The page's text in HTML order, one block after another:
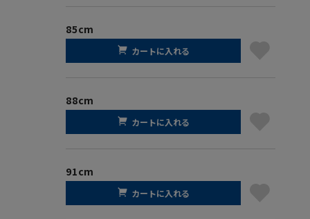
85cm
カートに入れる
88cm
カートに入れる
91cm
カートに入れる